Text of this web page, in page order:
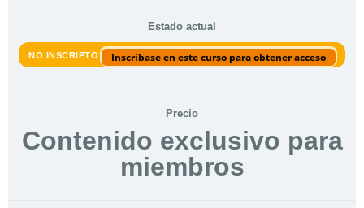
Estado actual
NO INSCRIPTO Inscríbase en este curso para obtener acceso
Precio
Contenido exclusivo para
miembros